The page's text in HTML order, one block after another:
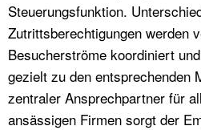
Steuerungsfunktion.
Zutrittsberechtigungen werden
Besucherströme koordiniert
gezielt zu den entsprechenden
zentraler Ansprechpartner für
ansässigen Firmen sorgt der